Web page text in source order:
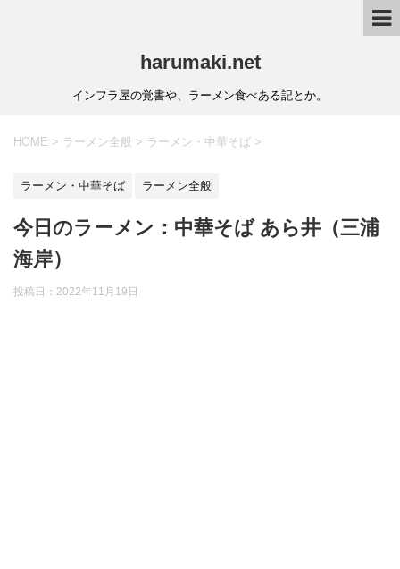
harumaki.net
インフラ屋の覚書や、ラーメン食べある記とか。
HOME > ラーメン全般 > ラーメン・中華そば >
ラーメン・中華そば ラーメン全般
今日のラーメン：中華そば あら井（三浦
海岸）
投稿日：2022年11月19日